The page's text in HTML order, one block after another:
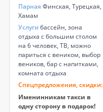
Парная Финская, Турецкая,
Хамам
Услуги бассейн, зона
отдыха с большим столом
на 6 человек, ТВ, можно
париться с веником, выбор
веников, бар с напитками,
комната отдыха
Спецпредложения, скидки:
Именинникам такси в
одну сторону в подарок!